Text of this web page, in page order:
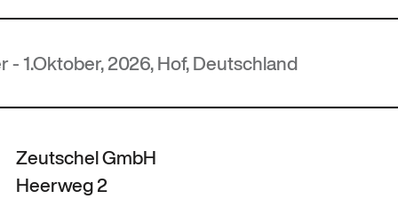
2026, Hof, Deutschland
Zeutschel GmbH
Heerweg 2